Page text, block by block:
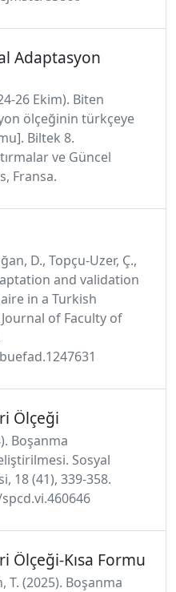
Adaptasyon
26 Ekim). Biten
ölçeğinin türkçeye
Biltek 8.
ve Güncel
Fransa.
D., Topçu-Uzer, Ç.,
and validation
in a Turkish
of Faculty of
Ölçeği
Boşanma
Sosyal
18 (41), 339-358.
Ölçeği-Kısa Formu
T. (2025). Boşanma